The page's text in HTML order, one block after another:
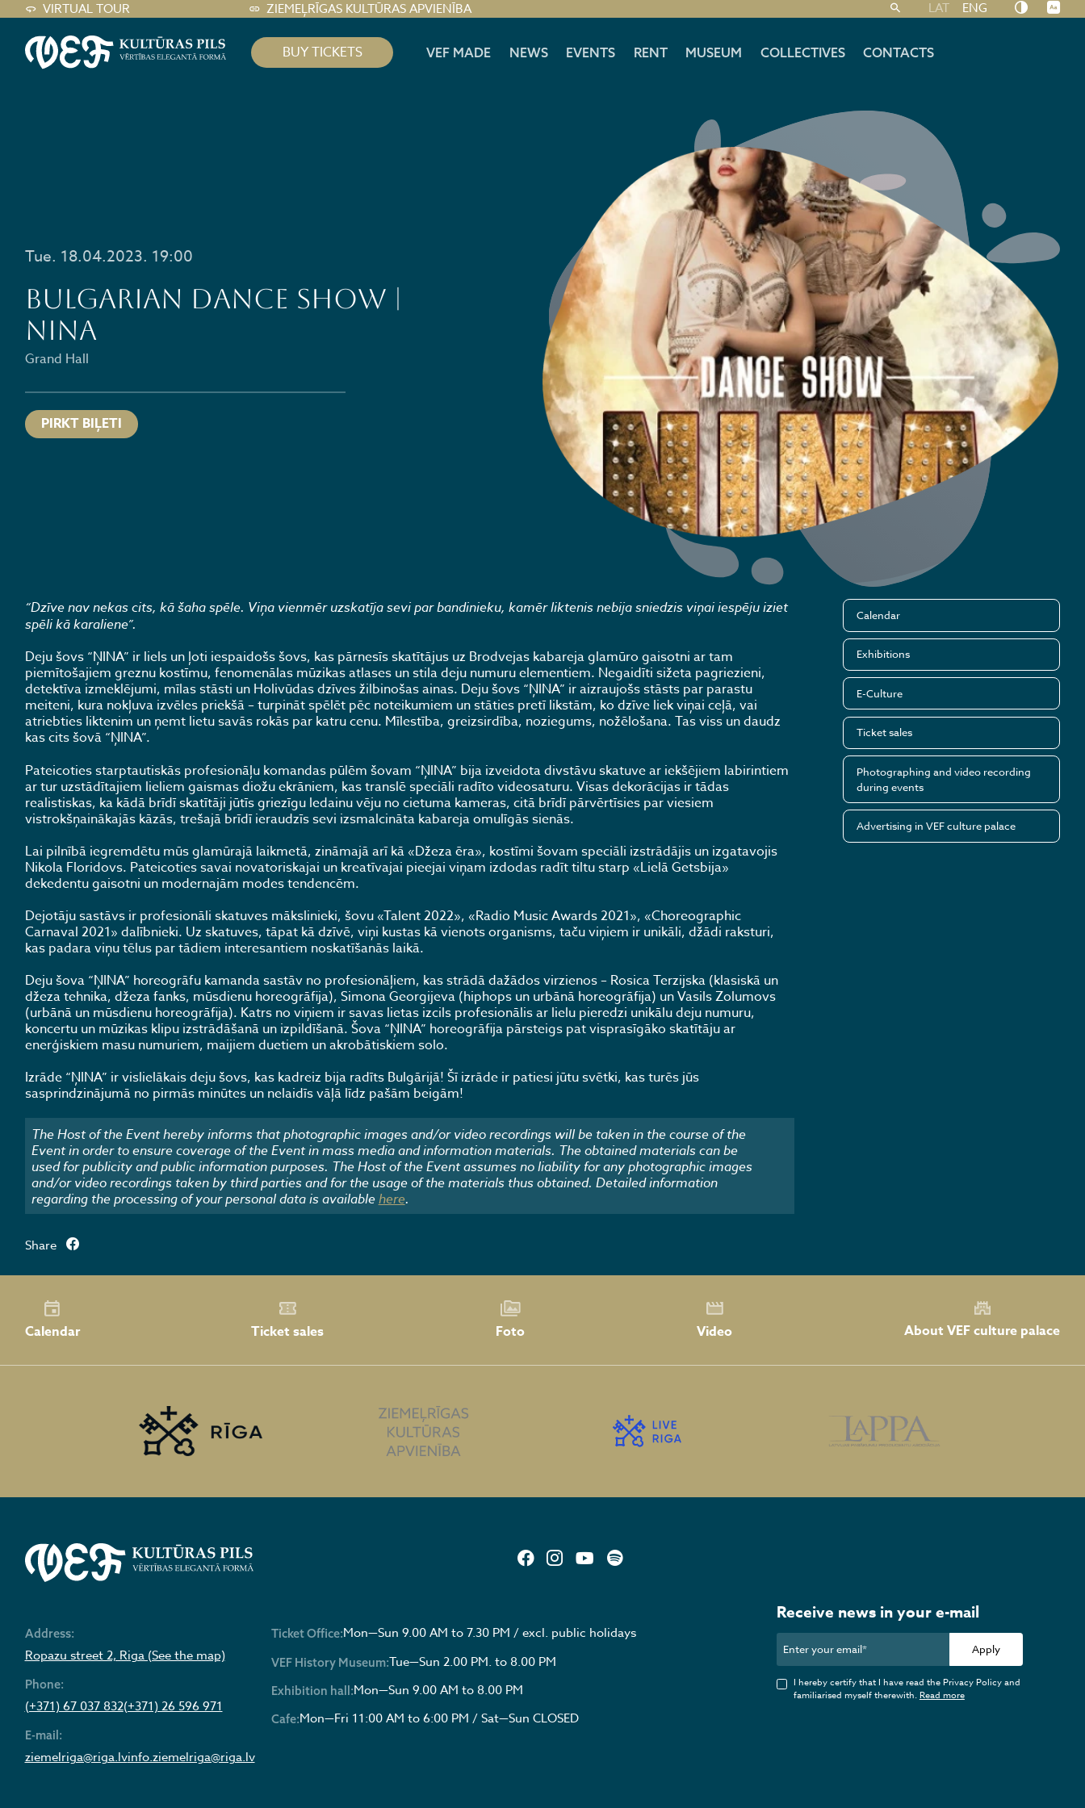
VIRTUAL TOUR ZIEMEĻRĪGAS KULTŪRAS APVIENĪBA LAT ENG
BUY TICKETS VEF MADE NEWS EVENTS RENT MUSEUM COLLECTIVES CONTACTS
Tue. 18.04.2023. 19:00
Bulgarian Dance show |
NINA
Grand Hall
PIRKT BIĻETI
“Dzīve nav nekas cits, kā šaha spēle. Viņa vienmēr uzskatīja sevi par bandinieku, kamēr liktenis nebija sniedzis viņai iespēju iziet
spēli kā karaliene”.
Deju šovs “ŅINA” ir liels un ļoti iespaidošs šovs, kas pārnesīs skatītājus uz Brodvejas kabareja glamūro gaisotni ar tam
piemītošajiem greznu kostīmu, fenomenālas mūzikas atlases un stila deju numuru elementiem. Negaidīti sižeta pagriezieni,
detektīva izmeklējumi, mīlas stāsti un Holivūdas dzīves žilbinošas ainas. Deju šovs “ŅINA” ir aizraujošs stāsts par parastu
meiteni, kura nokļuva izvēles priekšā – turpināt spēlēt pēc noteikumiem un stāties pretī likstām, ko dzīve liek viņai ceļā, vai
atriebties liktenim un ņemt lietu savās rokās par katru cenu. Mīlestība, greizsirdība, noziegums, nožēlošana. Tas viss un daudz
kas cits šovā “ŅINA”.
Pateicoties starptautiskās profesionāļu komandas pūlēm šovam “ŅINA” bija izveidota divstāvu skatuve ar iekšējiem labirintiem
ar tur uzstādītajiem lieliem gaismas diožu ekrāniem, kas translē speciāli radīto videosaturu. Visas dekorācijas ir tādas
realistiskas, ka kādā brīdī skatītāji jūtīs griezīgu ledainu vēju no cietuma kameras, citā brīdī pārvērtīsies par viesiem
vistrokšņainākajās kāzās, trešajā brīdī ieraudzīs sevi izsmalcināta kabareja omulīgās sienās.
Lai pilnībā iegremdētu mūs glamūrajā laikmetā, zināmajā arī kā «Džeza ēra», kostīmi šovam speciāli izstrādājis un izgatavojis
Nikola Floridovs. Pateicoties savai novatoriskajai un kreatīvajai pieejai viņam izdodas radīt tiltu starp «Lielā Getsbija»
dekedentu gaisotni un modernajām modes tendencēm.
Dejotāju sastāvs ir profesionāli skatuves mākslinieki, šovu «Talent 2022», «Radio Music Awards 2021», «Choreographic
Carnaval 2021» dalībnieki. Uz skatuves, tāpat kā dzīvē, viņi kustas kā vienots organisms, taču viņiem ir unikāli, džādi raksturi,
kas padara viņu tēlus par tādiem interesantiem noskatīšanās laikā.
Deju šova “ŅINA” horeogrāfu kamanda sastāv no profesionāļiem, kas strādā dažādos virzienos – Rosica Terzijska (klasiskā un
džeza tehnika, džeza fanks, mūsdienu horeogrāfija), Simona Georgijeva (hiphops un urbānā horeogrāfija) un Vasils Zolumovs
(urbānā un mūsdienu horeogrāfija). Katrs no viņiem ir savas lietas izcils profesionālis ar lielu pieredzi unikālu deju numuru,
koncertu un mūzikas klipu izstrādāšanā un izpildīšanā. Šova “ŅINA” horeogrāfija pārsteigs pat visprasīgāko skatītāju ar
enerģiskiem masu numuriem, maijiem duetiem un akrobātiskiem solo.
Izrāde “ŅINA” ir vislielākais deju šovs, kas kadreiz bija radīts Bulgārijā! Šī izrāde ir patiesi jūtu svētki, kas turēs jūs
sasprindzinājumā no pirmās minūtes un nelaidīs vāļā līdz pašām beigām!
The Host of the Event hereby informs that photographic images and/or video recordings will be taken in the course of the
Event in order to ensure coverage of the Event in mass media and information materials. The obtained materials can be
used for publicity and public information purposes. The Host of the Event assumes no liability for any photographic images
and/or video recordings taken by third parties and for the usage of the materials thus obtained. Detailed information
regarding the processing of your personal data is availablehere.
Calendar
Exhibitions
E-Culture
Ticket sales
Photographing and video recording
during events
Advertising in VEF culture palace
Share
Calendar Ticket sales Foto Video About VEF culture palace
Address:
Ropazu street 2, Riga (See the map)
Phone:
(+371) 67 037 832(+371) 26 596 971
E-mail:
ziemelriga@riga.lvinfo.ziemelriga@riga.lv
Ticket Office:Mon—Sun 9.00 AM to 7.30 PM / excl. public holidays
VEF History Museum:Tue—Sun 2.00 PM. to 8.00 PM
Exhibition hall:Mon—Sun 9.00 AM to 8.00 PM
Cafe:Mon—Fri 11:00 AM to 6:00 PM / Sat—Sun CLOSED
Receive news in your e-mail
Apply
I hereby certify that I have read the Privacy Policy and
familiarised myself therewith.Read more